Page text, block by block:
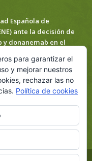
Española de
ante la decisión de
y donanemab en el
en
para garantizar el
y mejorar nuestros
rechazar las no
Política de cookies